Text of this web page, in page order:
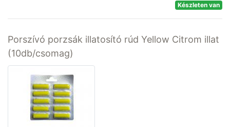
Készleten van
Porszívó porzsák illatosító rúd Yellow Citrom illat
(10db/csomag)